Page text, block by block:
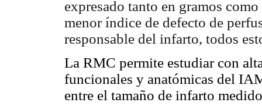
expresado tanto en gramos
menor índice de defecto de
responsable del infarto, todos
La RMC permite estudiar con
funcionales y anatómicas del
entre el tamaño de infarto